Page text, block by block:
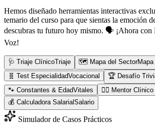
Hemos diseñado herramientas interactivas
temario del curso para que sientas la emoción
descubras tu futuro hoy mismo. 🗣️ ¡Ahora con
Voz!
🩺 Triaje ClínicoTriaje 🗺️ Mapa del SectorMapa
🧬 Test EspecialidadVocacional 🏆 Desafío
🐾 Constantes & EdadVitales 👨‍⚕️ Mentor
💰 Calculadora SalarialSalario
Simulador de Casos Prácticos